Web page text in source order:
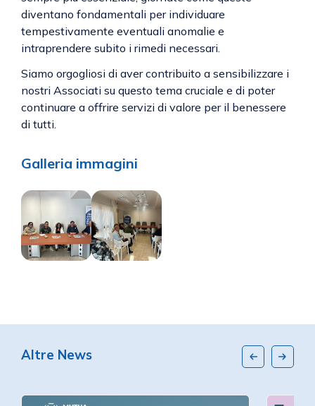
diventano fondamentali per individuare
tempestivamente eventuali anomalie e
intraprendere subito i rimedi necessari.
Siamo orgogliosi di aver contribuito a sensibilizzare i
nostri Associati su questo tema cruciale e di poter
continuare a offrire servizi di valore per il benessere
di tutti.
Galleria immagini
Altre News